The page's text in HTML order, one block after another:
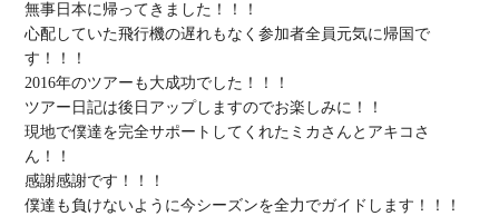
無事日本に帰ってきました！！！
心配していた飛行機の遅れもなく参加者全員元気に帰国で
す！！！
2016年のツアーも大成功でした！！！
ツアー日記は後日アップしますのでお楽しみに！！
現地で僕達を完全サポートしてくれたミカさんとアキコさ
ん！！
感謝感謝です！！！
僕達も負けないように今シーズンを全力でガイドします！！！